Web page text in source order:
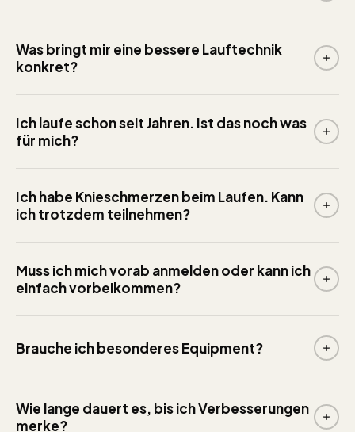
Was bringt mir eine bessere Lauftechnik
konkret?
Ich laufe schon seit Jahren. Ist das noch was
für mich?
Ich habe Knieschmerzen beim Laufen. Kann
ich trotzdem teilnehmen?
Muss ich mich vorab anmelden oder kann ich
einfach vorbeikommen?
Brauche ich besonderes Equipment?
Wie lange dauert es, bis ich Verbesserungen
merke?